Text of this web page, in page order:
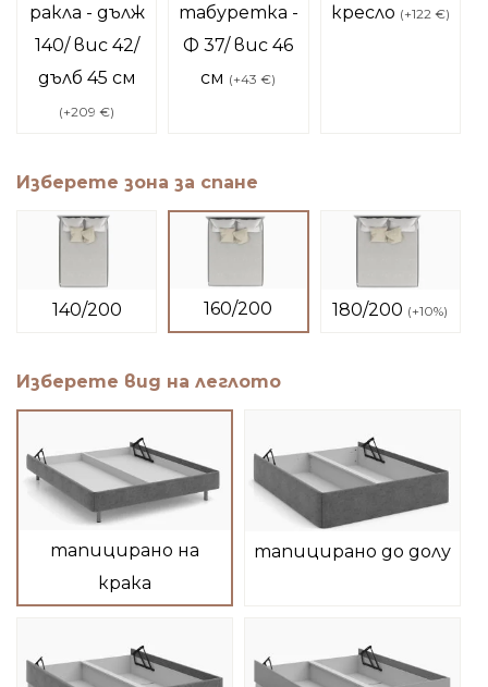
ракла - дълж
140/ вис 42/
дълб 45 см
(+209 €)
табуретка -
Ф 37/ вис 46
см (+43 €)
кресло (+122 €)
Изберете зона за спане
140/200 160/200 180/200 (+10%)
Изберете вид на леглото
тапицирано на
крака
тапицирано до долу